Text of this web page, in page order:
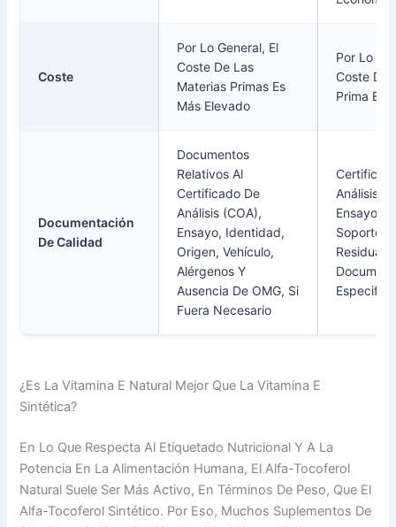
Coste
Por Lo General, El
Coste De Las
Materias Primas Es
Más Elevado
Por Lo
Coste De
Prima Es
Documentación
De Calidad
Documentos
Relativos Al
Certificado De
Análisis (COA),
Ensayo, Identidad,
Origen, Vehículo,
Alérgenos Y
Ausencia De OMG, Si
Fuera Necesario
Análisis
Ensayo,
Soporte,
Residual Y
¿Es La Vitamina E Natural Mejor Que La Vitamina E
Sintética?
En Lo Que Respecta Al Etiquetado Nutricional Y A La
Potencia En La Alimentación Humana, El Alfa-Tocoferol
Natural Suele Ser Más Activo, En Términos De Peso, Que El
Alfa-Tocoferol Sintético. Por Eso, Muchos Suplementos De